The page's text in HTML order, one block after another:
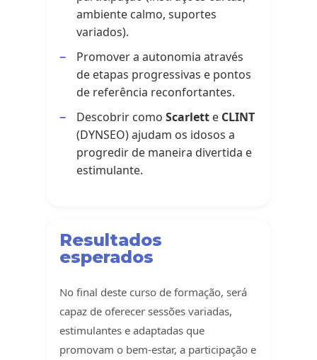
ambiente calmo, suportes
variados).
Promover a autonomia através
de etapas progressivas e pontos
de referência reconfortantes.
Descobrir comoScarlett e CLINT
(DYNSEO) ajudam os idosos a
progredir de maneira divertida e
estimulante.
Resultados
esperados
No final deste curso de formação, será
capaz de oferecer sessões variadas,
estimulantes e adaptadas que
promovam o bem-estar, a participação e